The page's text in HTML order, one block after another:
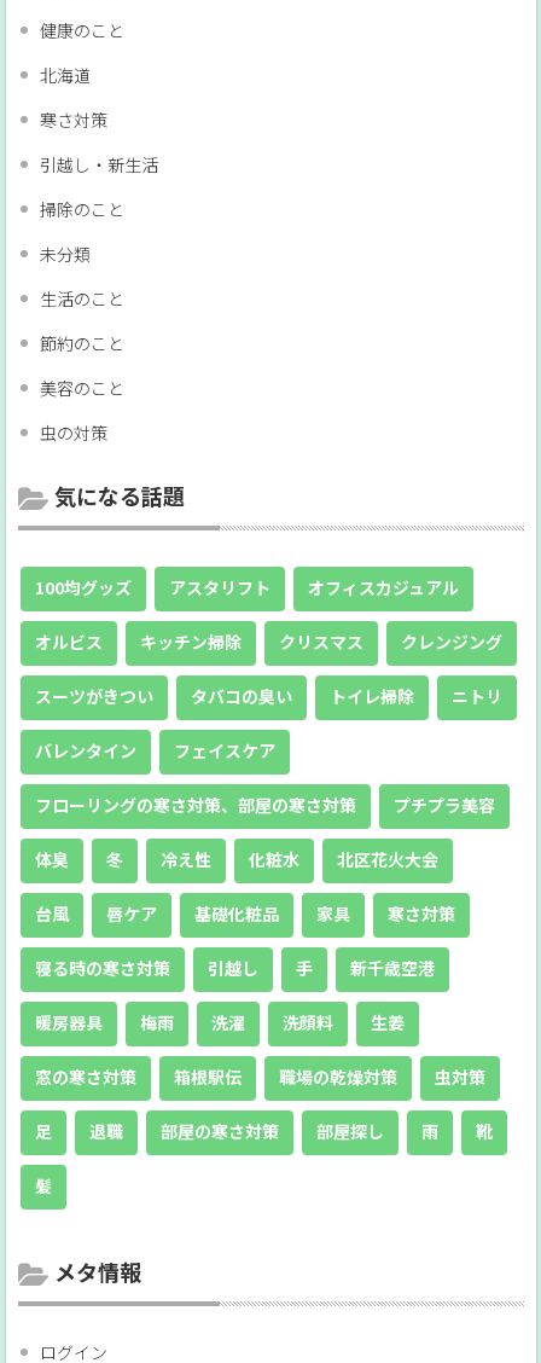
健康のこと
北海道
寒さ対策
引越し・新生活
掃除のこと
未分類
生活のこと
節約のこと
美容のこと
虫の対策
気になる話題
100均グッズ アスタリフト オフィスカジュアル
オルビス キッチン掃除 クリスマス クレンジング
スーツがきつい タバコの臭い トイレ掃除 ニトリ
バレンタイン フェイスケア
フローリングの寒さ対策、部屋の寒さ対策 プチプラ美容
体臭 冬 冷え性 化粧水 北区花火大会
台風 唇ケア 基礎化粧品 家具 寒さ対策
寝る時の寒さ対策 引越し 手 新千歳空港
暖房器具 梅雨 洗濯 洗顔料 生姜
窓の寒さ対策 箱根駅伝 職場の乾燥対策 虫対策
足 退職 部屋の寒さ対策 部屋探し 雨 靴
髪
メタ情報
ログイン